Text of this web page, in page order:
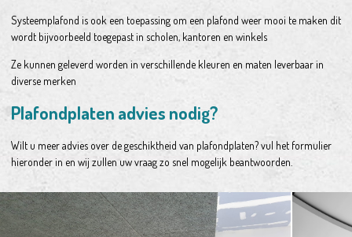
Systeemplafond is ook een toepassing om een plafond weer mooi te maken dit
wordt bijvoorbeeld toegepast in scholen, kantoren en winkels
Ze kunnen geleverd worden in verschillende kleuren en maten leverbaar in
diverse merken
Plafondplaten advies nodig?
Wilt u meer advies over de geschiktheid van plafondplaten? vul het formulier
hieronder in en wij zullen uw vraag zo snel mogelijk beantwoorden.